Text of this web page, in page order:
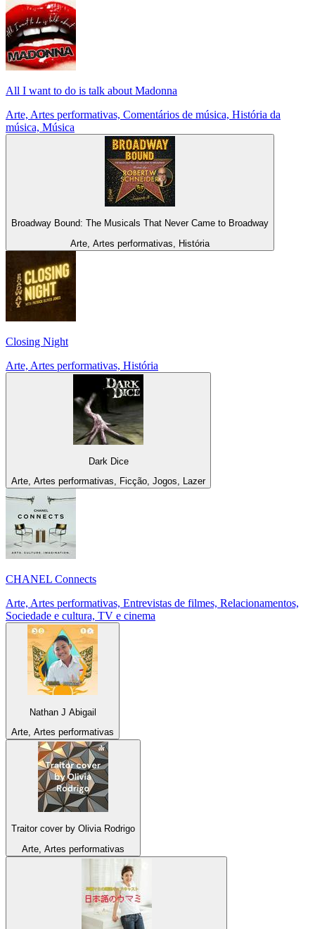
All I want to do is talk about Madonna
Arte, Artes performativas, Comentários de música, História da
música, Música
Broadway Bound: The Musicals That Never Came to Broadway
Arte, Artes performativas, História
Closing Night
Arte, Artes performativas, História
Dark Dice
Arte, Artes performativas, Ficção, Jogos, Lazer
CHANEL Connects
Arte, Artes performativas, Entrevistas de filmes, Relacionamentos,
Sociedade e cultura, TV e cinema
Nathan J Abigail
Arte, Artes performativas
Traitor cover by Olivia Rodrigo
Arte, Artes performativas